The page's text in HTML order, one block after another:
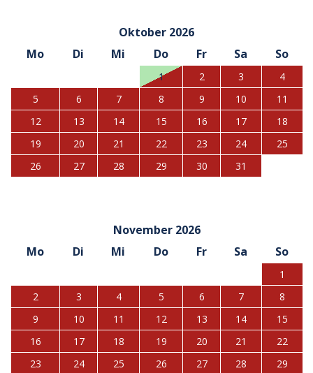
Oktober 2026
Mo
Di Mi Do Fr Sa So
1 2 3
4
5
6 7 8 9 10
11
12
13 14 15 16 17
18
19
20 21 22 23 24
25
26
27 28 29 30 31
November 2026
Mo
Di Mi Do Fr Sa So
1
2
3 4 5 6 7
8
9
10 11 12 13 14
15
16
17 18 19 20 21
22
23
24 25 26 27 28 29